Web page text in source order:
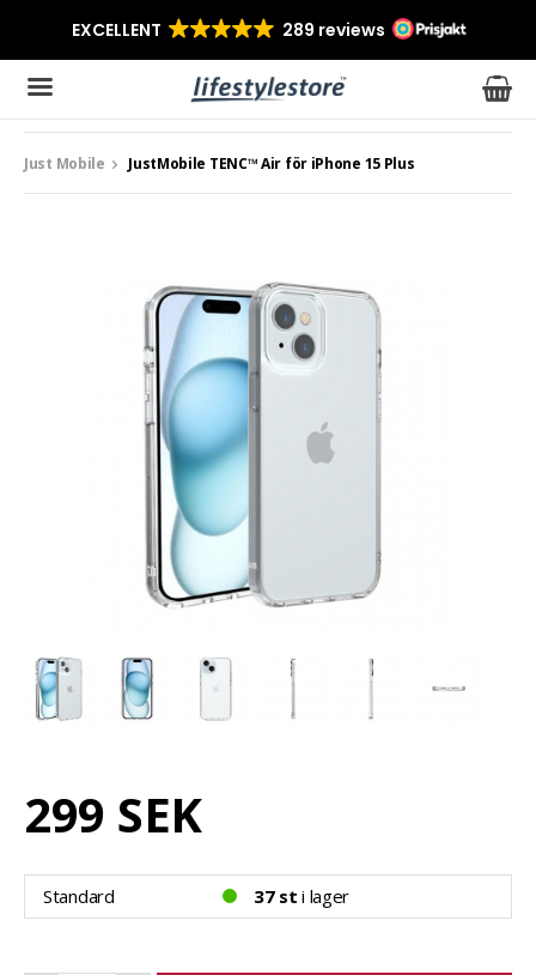
Produkten har blivit tillagd i varukorgen
Just Mobile JustMobile TENC™ Air för iPhone 15 Plus
299 SEK
Standard 37 st i lager